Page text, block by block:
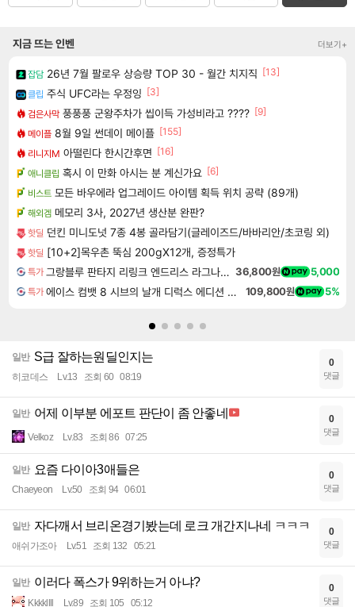
지금 뜨는 인벤 더보기+
잡담 26년 7월 팔로우 상승량 TOP 30 - 월간 치지직 [13]
클립 주식 UFC라는 우정잉 [3]
검은사막 풍풍풍 군왕주차가 씹이득 가성비라고 ???? [9]
메이플 8월 9일 썬데이 메이플 [155]
리니지M 아떨린다 한시간후면 [16]
애니클립 혹시 이 만화 아시는 분 계신가요 [6]
비스트 모든 바우에라 업그레이드 아이템 획득 위치 공략 (89개)
해외겜 메모리 3사, 2027년 생산분 완판?
핫딜 던킨 미니도넛 7종 4봉 골라담기(글레이즈드/바바리안/초코링 외)
핫딜 [10+2]목우촌 뚝심 200gX12개, 증정특가
특가 그랑블루 판타지 리링크 엔드리스 라그나로크 업그레이드 킷 Granblue Fantasy Relink Endless Ragnarok Upgrade Kit DLC 36,800원 5,000
특가 에이스 컴뱃 8 시브의 날개 디럭스 에디션 예약구매 ACE COMBAT 8 WINGS OF THEVE Deluxe Edition 109,800원 5%
일반 S급 잘하는원딜인지는
히코데스 Lv.13 조회 60 08:19
0
댓글
일반 어제 이부분 에포트 판단이 좀 안좋네
Velkoz Lv.83 조회 86 07:25
0
댓글
일반 요즘 다이아3애들은
Chaeyeon Lv.50 조회 94 06:01
0
댓글
일반 자다깨서 브리온경기봤는데 로크 개간지나네 ㅋㅋㅋ
애쉬가조아 Lv.51 조회 132 05:21
0
댓글
일반 이러다 폭스가 9위하는거 아냐?
Kkkkllll Lv.89 조회 105 05:12
0
댓글